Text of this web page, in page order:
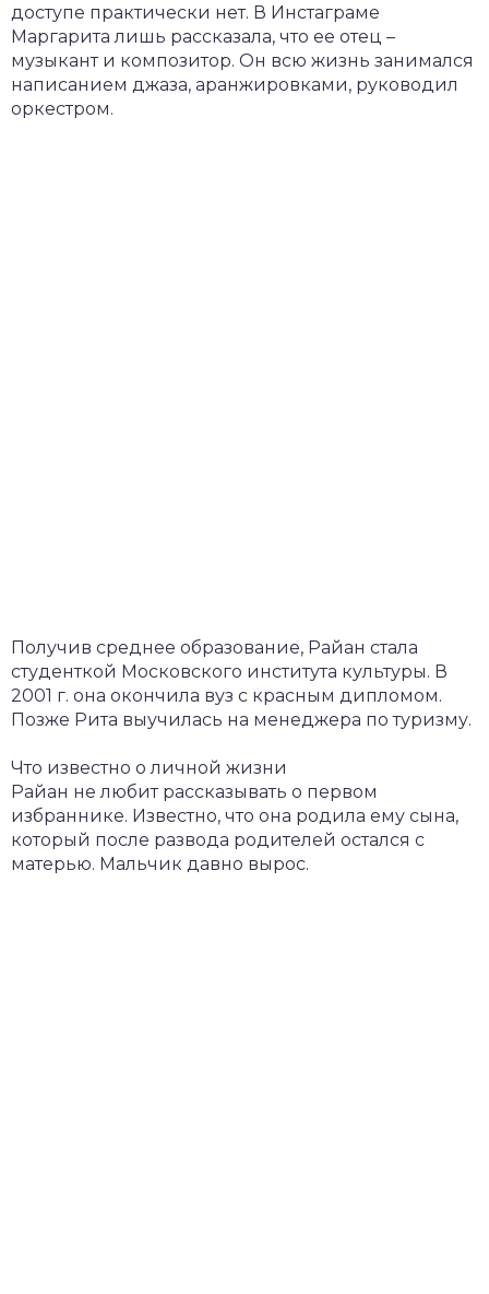
доступе практически нет. В Инстаграме
Маргарита лишь рассказала, что ее отец –
музыкант и композитор. Он всю жизнь занимался
написанием джаза, аранжировками, руководил
оркестром.
Получив среднее образование, Райан стала
студенткой Московского института культуры. В
2001 г. она окончила вуз с красным дипломом.
Позже Рита выучилась на менеджера по туризму.
Что известно о личной жизни
Райан не любит рассказывать о первом
избраннике. Известно, что она родила ему сына,
который после развода родителей остался с
матерью. Мальчик давно вырос.